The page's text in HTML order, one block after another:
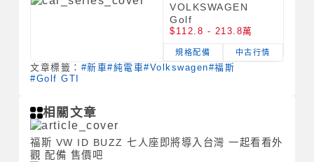
VOLKSWAGEN
Golf
$112.8 - 213.8萬
規格配備 中古行情
文章標籤： #新車#純電車#Volkswagen#福斯
#Golf GTI
相關文章
福斯 VW ID BUZZ 七人座即將導入台灣 一起看看外
觀 配備 售價吧